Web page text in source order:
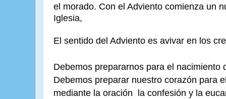
el morado. Con el Adviento comienza un
Iglesia,
El sentido del Adviento es avivar en los
Debemos prepararnos para el nacimiento
Debemos preparar nuestro corazón para
mediante la oración la confesión y la